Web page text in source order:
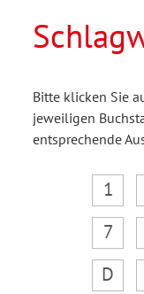
Bitte klicken Sie
jeweiligen
entsprechende
1
7
D